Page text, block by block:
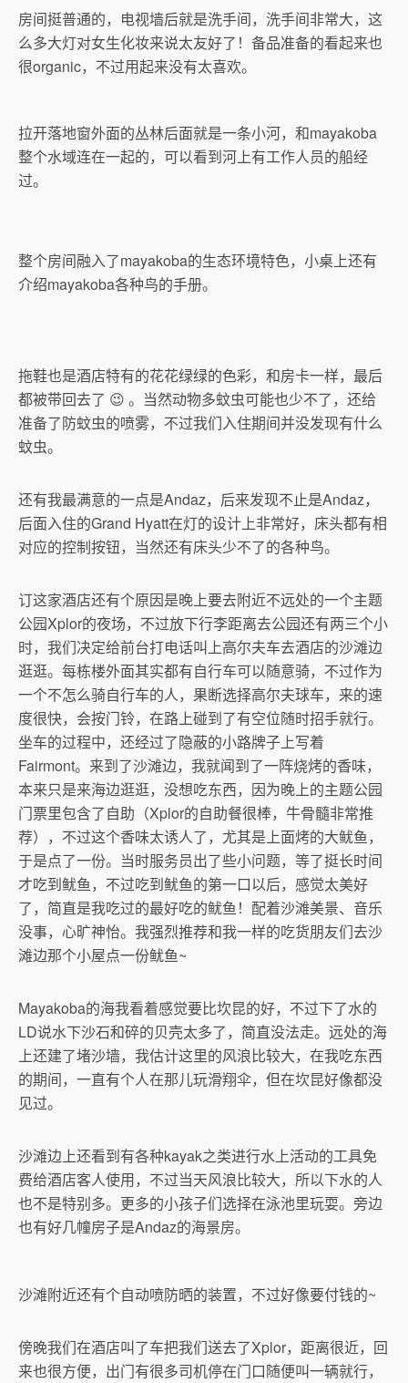
房间挺普通的，电视墙后就是洗手间，洗手间非常大，这
么多大灯对女生化妆来说太友好了！备品准备的看起来也
很organic，不过用起来没有太喜欢。
拉开落地窗外面的丛林后面就是一条小河，和mayakoba
整个水域连在一起的，可以看到河上有工作人员的船经
过。
整个房间融入了mayakoba的生态环境特色，小桌上还有
介绍mayakoba各种鸟的手册。
拖鞋也是酒店特有的花花绿绿的色彩，和房卡一样，最后
都被带回去了 😉 。当然动物多蚊虫可能也少不了，还给
准备了防蚊虫的喷雾，不过我们入住期间并没发现有什么
蚊虫。
还有我最满意的一点是Andaz，后来发现不止是Andaz，
后面入住的Grand Hyatt在灯的设计上非常好，床头都有相
对应的控制按钮，当然还有床头少不了的各种鸟。
订这家酒店还有个原因是晚上要去附近不远处的一个主题
公园Xplor的夜场，不过放下行李距离去公园还有两三个小
时，我们决定给前台打电话叫上高尔夫车去酒店的沙滩边
逛逛。每栋楼外面其实都有自行车可以随意骑，不过作为
一个不怎么骑自行车的人，果断选择高尔夫球车，来的速
度很快，会按门铃，在路上碰到了有空位随时招手就行。
坐车的过程中，还经过了隐蔽的小路牌子上写着
Fairmont。来到了沙滩边，我就闻到了一阵烧烤的香味，
本来只是来海边逛逛，没想吃东西，因为晚上的主题公园
门票里包含了自助（Xplor的自助餐很棒，牛骨髓非常推
荐），不过这个香味太诱人了，尤其是上面烤的大鱿鱼，
于是点了一份。当时服务员出了些小问题，等了挺长时间
才吃到鱿鱼，不过吃到鱿鱼的第一口以后，感觉太美好
了，简直是我吃过的最好吃的鱿鱼！配着沙滩美景、音乐
没事，心旷神怡。我强烈推荐和我一样的吃货朋友们去沙
滩边那个小屋点一份鱿鱼~
Mayakoba的海我看着感觉要比坎昆的好，不过下了水的
LD说水下沙石和碎的贝壳太多了，简直没法走。远处的海
上还建了堵沙墙，我估计这里的风浪比较大，在我吃东西
的期间，一直有个人在那儿玩滑翔伞，但在坎昆好像都没
见过。
沙滩边上还看到有各种kayak之类进行水上活动的工具免
费给酒店客人使用，不过当天风浪比较大，所以下水的人
也不是特别多。更多的小孩子们选择在泳池里玩耍。旁边
也有好几幢房子是Andaz的海景房。
沙滩附近还有个自动喷防晒的装置，不过好像要付钱的~
傍晚我们在酒店叫了车把我们送去了Xplor，距离很近，回
来也很方便，出门有很多司机停在门口随便叫一辆就行，